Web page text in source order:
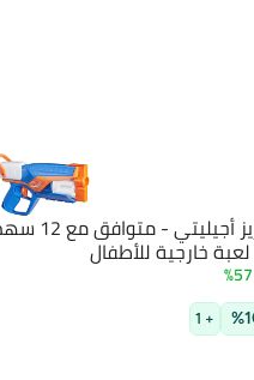
نيرف بلاستر ن سيريز أجيليتي
+ 1